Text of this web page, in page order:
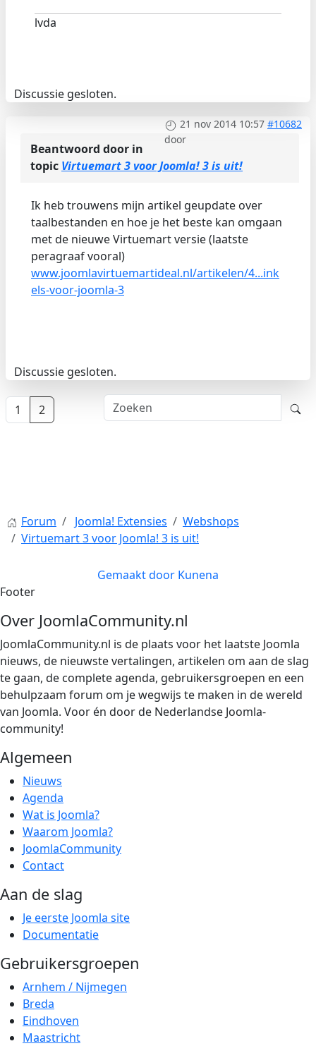
lvda
Discussie gesloten.
21 nov 2014 10:57 #10682
door
Beantwoord door in
topic Virtuemart 3 voor Joomla! 3 is uit!
Ik heb trouwens mijn artikel geupdate over
taalbestanden en hoe je het beste kan omgaan
met de nieuwe Virtuemart versie (laatste
peragraaf vooral)
www.joomlavirtuemartideal.nl/artikelen/4...ink
els-voor-joomla-3
Discussie gesloten.
1 2
Forum Joomla! Extensies
Webshops
Virtuemart 3 voor Joomla! 3 is uit!
Gemaakt door Kunena
Footer
Over JoomlaCommunity.nl
JoomlaCommunity.nl is de plaats voor het laatste Joomla
nieuws, de nieuwste vertalingen, artikelen om aan de slag
te gaan, de complete agenda, gebruikersgroepen en een
behulpzaam forum om je wegwijs te maken in de wereld
van Joomla. Voor én door de Nederlandse Joomla-
community!
Algemeen
Nieuws
Agenda
Wat is Joomla?
Waarom Joomla?
JoomlaCommunity
Contact
Aan de slag
Je eerste Joomla site
Documentatie
Gebruikersgroepen
Arnhem / Nijmegen
Breda
Eindhoven
Maastricht